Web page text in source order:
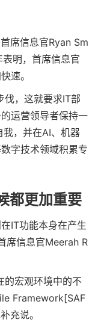
席信息官Ryan Sm
明，首席信息官
速。
伐，这就要求IT部
运营领导者保持一
我，并在AI、机器
字技术领域积累专
都更加重要
IT功能本身在产生
席信息官Meerah R
的宏观环境中的不
Framework[SAF
充说。